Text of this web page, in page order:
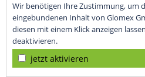
Wir benötigen Ihre Zustimmung, um
eingebundenen Inhalt von Glomex
diesen mit einem Klick anzeigen
deaktivieren.
jetzt aktivieren